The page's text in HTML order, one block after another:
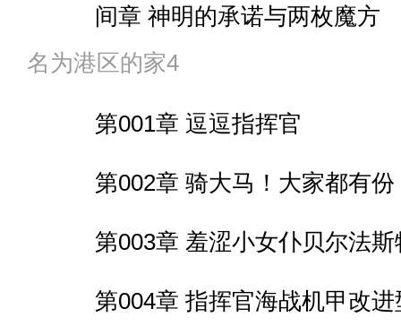
035 抓到的礼物
第017章 梳头发
第018章 三轮越野车
第019章 沙尘蛇影
第020章 部族巫师
第021章 山中炮击
第009章 南明离火，焰曜诸方
间章 神明的承诺与两枚魔方
第003章 经典桥段与搞事
第004章 妖魔
间章 被重樱占据的通讯室
第005章 天城惊喜般的到
第006章 海洋怪兽亡灵
名为港区的家4
第001章 逗逗指挥官
第002章 骑大马！大家都有份
第003章 羞涩小女仆贝尔法斯
第004章 指挥官海战机甲改进